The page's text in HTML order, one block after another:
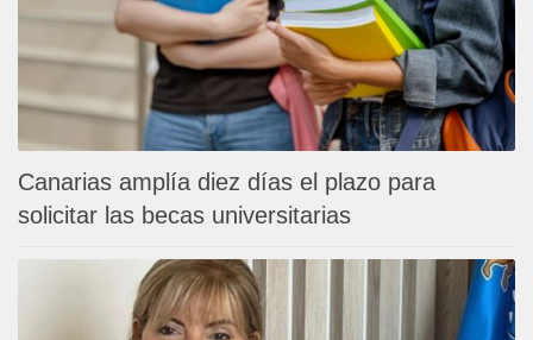
Canarias amplía diez días el plazo para
solicitar las becas universitarias